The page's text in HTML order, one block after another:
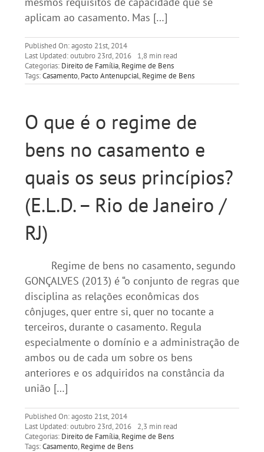
aplicam ao casamento. Mas […]
Published On: agosto 21st, 2014
Last Updated: outubro 23rd, 2016
1,8 min read
Categorias: Direito de Família, Regime de Bens
Tags:Casamento, Pacto Antenupcial, Regime de Bens
O que é o regime de
bens no casamento e
quais os seus princípios?
(E.L.D. – Rio de Janeiro /
RJ)
Regime de bens no casamento, segundo
GONÇALVES (2013) é “o conjunto de regras que
disciplina as relações econômicas dos
cônjuges, quer entre si, quer no tocante a
terceiros, durante o casamento. Regula
especialmente o domínio e a administração de
ambos ou de cada um sobre os bens
anteriores e os adquiridos na constância da
união […]
Published On: agosto 21st, 2014
Last Updated: outubro 23rd, 2016
2,3 min read
Categorias: Direito de Família, Regime de Bens
Tags:Casamento, Regime de Bens